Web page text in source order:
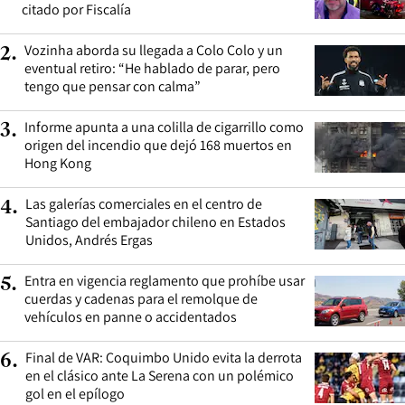
citado por Fiscalía
2. Vozinha aborda su llegada a Colo Colo y un
eventual retiro: “He hablado de parar, pero
tengo que pensar con calma”
3. Informe apunta a una colilla de cigarrillo como
origen del incendio que dejó 168 muertos en
Hong Kong
4. Las galerías comerciales en el centro de
Santiago del embajador chileno en Estados
Unidos, Andrés Ergas
5. Entra en vigencia reglamento que prohíbe usar
cuerdas y cadenas para el remolque de
vehículos en panne o accidentados
6. Final de VAR: Coquimbo Unido evita la derrota
en el clásico ante La Serena con un polémico
gol en el epílogo